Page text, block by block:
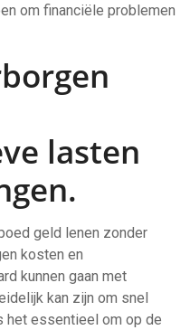
om financiële problemen
lasten
geld lenen zonder
kosten en
kunnen gaan met
kan zijn om snel
het essentieel om op de